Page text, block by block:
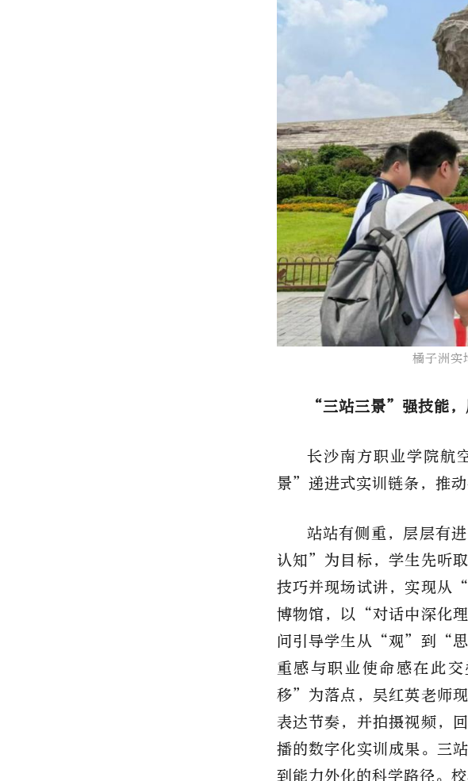
橘子洲实
“三站三景”强技能
长沙南方职业学院航
景”递进式实训链条，推动
站站有侧重，层层有
认知”为目标，学生先听
技巧并现场试讲，实现
博物馆，以“对话中深化
问引导学生从“观”到“
重感与职业使命感在此
移”为落点，吴红英老师
表达节奏，并拍摄视频，
播的数字化实训成果。三
到能力外化的科学路径。